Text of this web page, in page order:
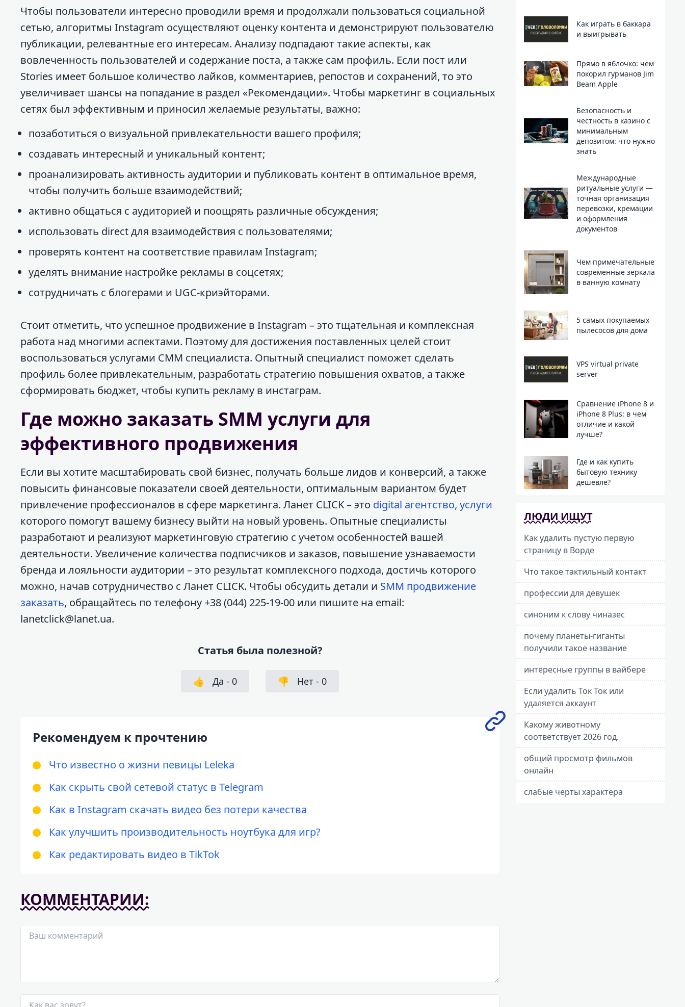
Чтобы пользователи интересно проводили время и продолжали пользоваться социальной
сетью, алгоритмы Instagram осуществляют оценку контента и демонстрируют пользователю
публикации, релевантные его интересам. Анализу подпадают такие аспекты, как
вовлеченность пользователей и содержание поста, а также сам профиль. Если пост или
Stories имеет большое количество лайков, комментариев, репостов и сохранений, то это
увеличивает шансы на попадание в раздел «Рекомендации». Чтобы маркетинг в социальных
сетях был эффективным и приносил желаемые результаты, важно:
позаботиться о визуальной привлекательности вашего профиля;
создавать интересный и уникальный контент;
проанализировать активность аудитории и публиковать контент в оптимальное время,
чтобы получить больше взаимодействий;
активно общаться с аудиторией и поощрять различные обсуждения;
использовать direct для взаимодействия с пользователями;
проверять контент на соответствие правилам Instagram;
уделять внимание настройке рекламы в соцсетях;
сотрудничать с блогерами и UGC-криэйторами.
Стоит отметить, что успешное продвижение в Instagram – это тщательная и комплексная
работа над многими аспектами. Поэтому для достижения поставленных целей стоит
воспользоваться услугами СММ специалиста. Опытный специалист поможет сделать
профиль более привлекательным, разработать стратегию повышения охватов, а также
сформировать бюджет, чтобы купить рекламу в инстаграм.
Где можно заказать SMM услуги для
эффективного продвижения
Если вы хотите масштабировать свой бизнес, получать больше лидов и конверсий, а также
повысить финансовые показатели своей деятельности, оптимальным вариантом будет
привлечение профессионалов в сфере маркетинга. Ланет CLICK – это digital агентство, услуги
которого помогут вашему бизнесу выйти на новый уровень. Опытные специалисты
разработают и реализуют маркетинговую стратегию с учетом особенностей вашей
деятельности. Увеличение количества подписчиков и заказов, повышение узнаваемости
бренда и лояльности аудитории – это результат комплексного подхода, достичь которого
можно, начав сотрудничество с Ланет CLICK. Чтобы обсудить детали и SMM продвижение
заказать, обращайтесь по телефону +38 (044) 225-19-00 или пишите на email:
lanetclick@lanet.ua.
Статья была полезной?
👍 Да - 0 👎 Нет - 0
Рекомендуем к прочтению
Что известно о жизни певицы Leleka
Как скрыть свой сетевой статус в Telegram
Как в Instagram скачать видео без потери качества
Как улучшить производительность ноутбука для игр?
Как редактировать видео в TikTok
КОММЕНТАРИИ:
Как играть в баккара
и выигрывать
Прямо в яблочко: чем
покорил гурманов Jim
Beam Apple
Безопасность и
честность в казино с
минимальным
депозитом: что нужно
знать
Международные
ритуальные услуги —
точная организация
перевозки, кремации
и оформления
документов
Чем примечательные
современные зеркала
в ванную комнату
5 самых покупаемых
пылесосов для дома
VPS virtual private
server
Сравнение iPhone 8 и
iPhone 8 Plus: в чем
отличие и какой
лучше?
Где и как купить
бытовую технику
дешевле?
ЛЮДИ ИЩУТ
Как удалить пустую первую
страницу в Ворде
Что такое тактильный контакт
профессии для девушек
синоним к слову чиназес
почему планеты-гиганты
получили такое название
интересные группы в вайбере
Если удалить Ток Ток или
удаляется аккаунт
Какому животному
соответствует 2026 год.
общий просмотр фильмов
онлайн
слабые черты характера